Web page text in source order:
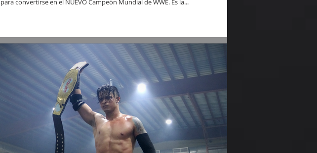
para convertirse en el NUEVO Campeón Mundial de WWE. Es la...